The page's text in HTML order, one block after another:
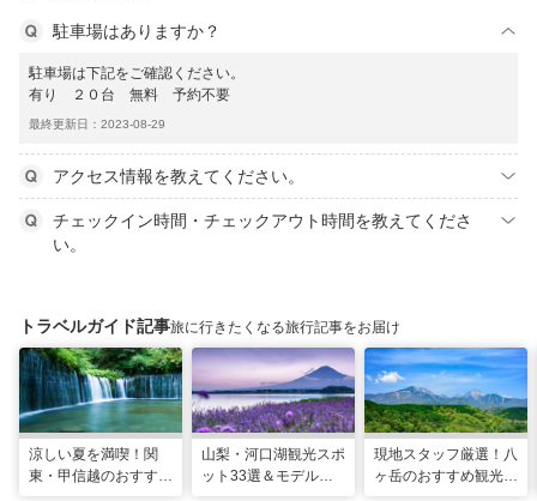
駐車場はありますか？
駐車場は下記をご確認ください。
有り ２０台 無料 予約不要
最終更新日：2023-08-29
アクセス情報を教えてください。
チェックイン時間・チェックアウト時間を教えてくださ
い。
トラベルガイド記事旅に行きたくなる旅行記事をお届け
涼しい夏を満喫！関
東・甲信越のおすすめ
山梨・河口湖観光スポ
ット33選＆モデルコ
現地スタッフ厳選！八
ヶ岳のおすすめ観光ス